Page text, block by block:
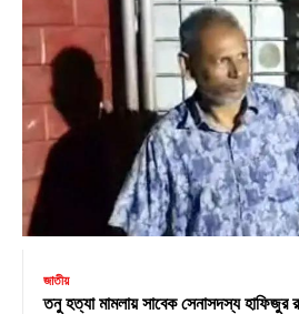
জাতীয়
তনু হত্যা মামলায় সাবেক সেনাসদস্য হাফিজুর